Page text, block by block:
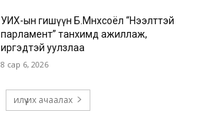
УИХ-ын гишүүн Б.Мөнхсоёл “Нээлттэй
парламент” танхимд ажиллаж,
иргэдтэй уулзлаа
8 сар 6, 2026
илүү их ачаалах